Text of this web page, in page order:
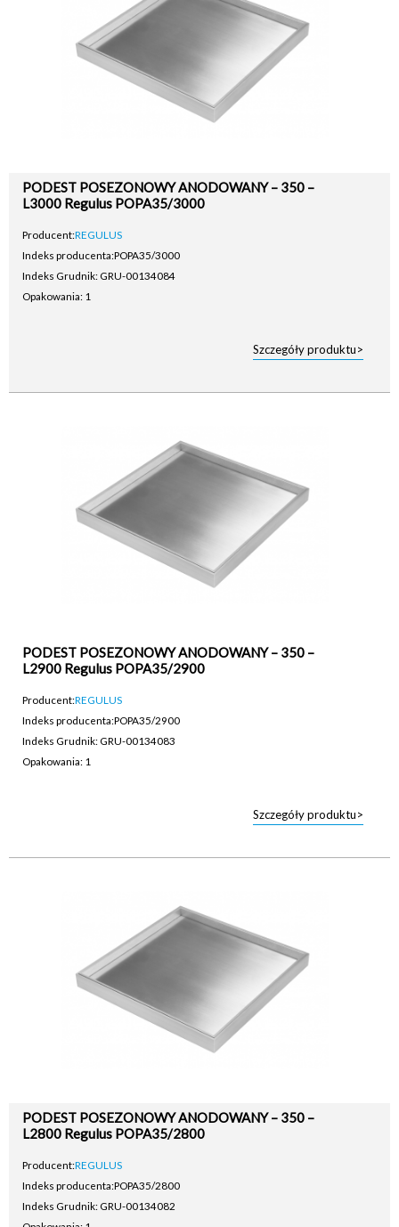
PODEST POSEZONOWY ANODOWANY – 350 –
L3000 Regulus POPA35/3000
Producent:REGULUS
Indeks producenta:POPA35/3000
Indeks Grudnik: GRU-00134084
Opakowania: 1
Szczegóły produktu>
PODEST POSEZONOWY ANODOWANY – 350 –
L2900 Regulus POPA35/2900
Producent:REGULUS
Indeks producenta:POPA35/2900
Indeks Grudnik: GRU-00134083
Opakowania: 1
Szczegóły produktu>
PODEST POSEZONOWY ANODOWANY – 350 –
L2800 Regulus POPA35/2800
Producent:REGULUS
Indeks producenta:POPA35/2800
Indeks Grudnik: GRU-00134082